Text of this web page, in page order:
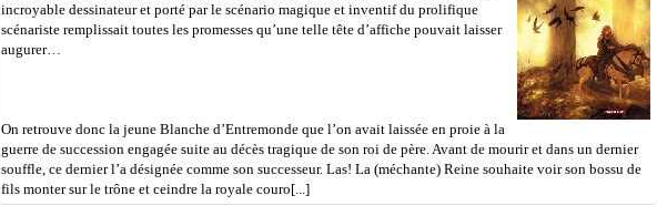
incroyable dessinateur et porté par le scénario magique et inventif du prolifique
scénariste remplissait toutes les promesses qu’une telle tête d’affiche pouvait laisser
augurer…
On retrouve donc la jeune Blanche d’Entremonde que l’on avait laissée en proie à la
guerre de succession engagée suite au décès tragique de son roi de père. Avant de mourir et dans un dernier
souffle, ce dernier l’a désignée comme son successeur. Las! La (méchante) Reine souhaite voir son bossu de
fils monter sur le trône et ceindre la royale couro[...]